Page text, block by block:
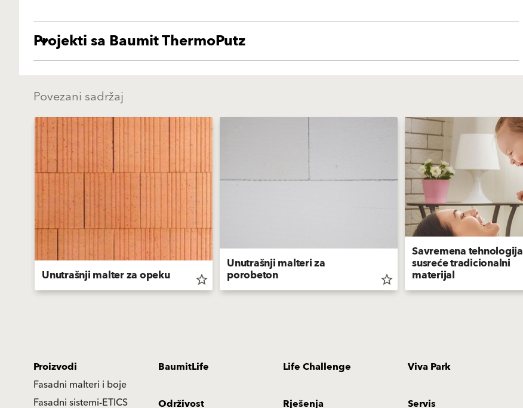
Projekti sa Baumit ThermoPutz
Povezani sadržaj
Unutrašnji malter za opeku star_border
Unutrašnji malteri za
porobeton star_border
Savremena tehnologija
susreće tradicionalni
materijal
Proizvodi
Fasadni malteri i boje
Fasadni sistemi-ETICS
BaumitLife Life Challenge Viva Park
Održivost
Rješenja
Servis